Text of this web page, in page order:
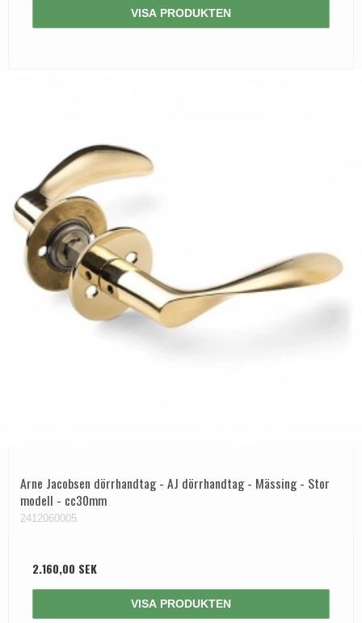
VISA PRODUKTEN
Arne Jacobsen dörrhandtag - AJ dörrhandtag - Mässing - Stor
modell - cc30mm
2412060005
2.160,00 SEK
VISA PRODUKTEN